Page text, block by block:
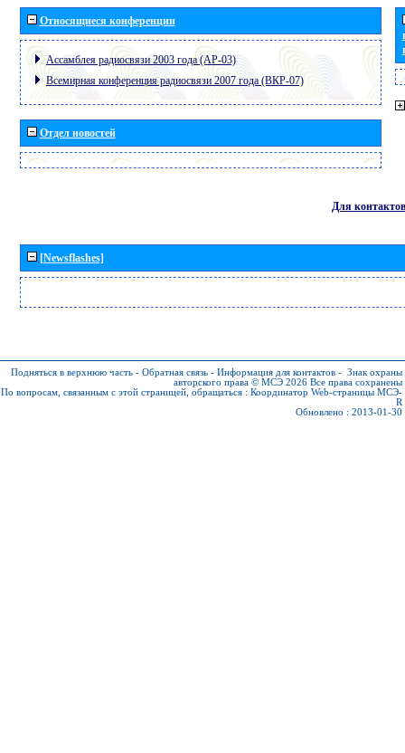
Относящиеся конференции
Ассамблея радиосвязи 2003 года (АР-03)
Всемирная конференция радиосвязи 2007 года (ВКР-07)
Отдел новостей
Для контактов
[Newsflashes]
Подняться в верхнюю часть - Обратная связь - Информация для контактов - Знак охраны
авторского права © МСЭ 2026 Все права сохранены
По вопросам, связанным с этой страницей, обращаться : Координатор Web-страницы МСЭ-
R
Обновлено : 2013-01-30